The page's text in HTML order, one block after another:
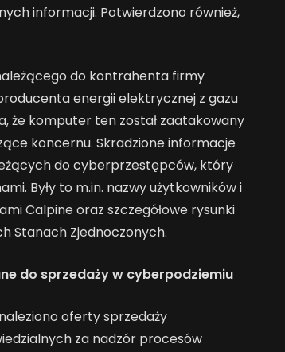
informacji. Potwierdzono również,
do kontrahenta firmy
energii elektrycznej z gazu
że komputer ten został zaatakowany
koncernu. Skradzione informacje
do cyberprzestępców, który
Były to m.in. nazwy użytkowników i
Calpine oraz szczegółowe rysunki
Stanach Zjednoczonych.
do sprzedaży w cyberpodziemiu
oferty sprzedaży
za nadzór procesów